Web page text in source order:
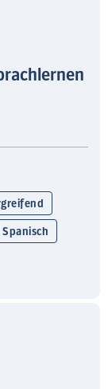
Spanisch